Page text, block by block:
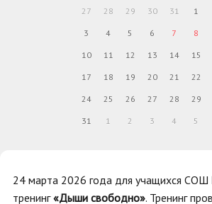
24 марта 2026 года для учащихся СОШ
тренинг«Дыши свободно». Тренинг
27 28 29 30 31 1
3 4 5 6 7 8
10 11 12 13 14 15
17 18 19 20 21 22
24 25 26 27 28 29
31 1 2 3 4 5